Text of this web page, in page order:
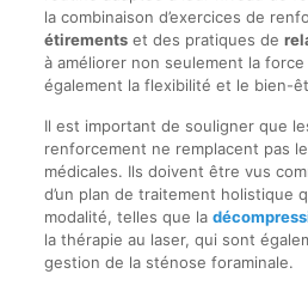
la combinaison d’exercices de
étirementset des pratiques de
à améliorer non seulement la force
également la flexibilité et le bien-
Il est important de souligner que
renforcement ne remplacent pas
médicales. Ils doivent être vus
d’un plan de traitement holistique
modalité, telles que la
la thérapie au laser, qui sont
gestion de la sténose foraminale.